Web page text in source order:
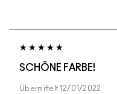
SCHÖNE FARBE!
Übermittelt 12/01/2022